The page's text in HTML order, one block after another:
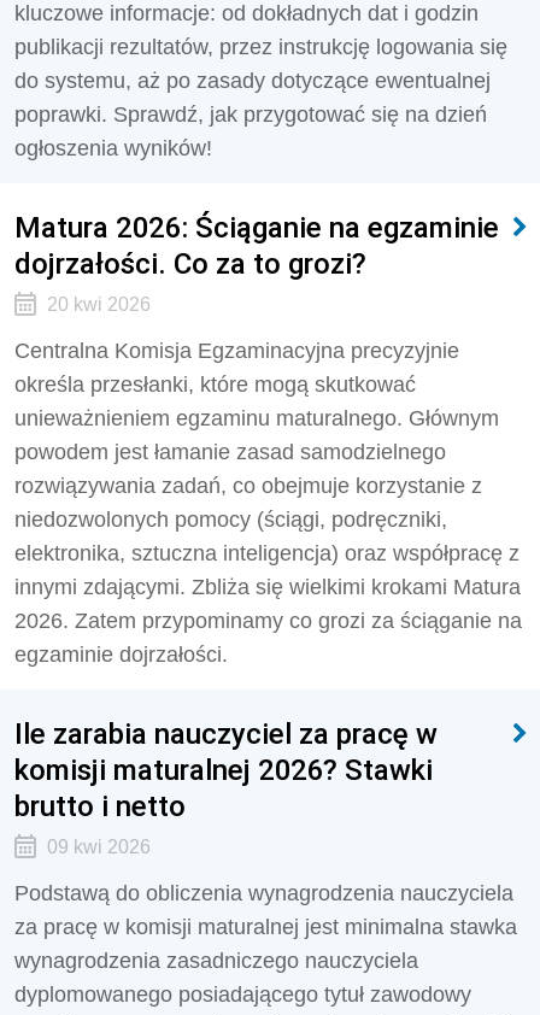
kluczowe informacje: od dokładnych dat i godzin
publikacji rezultatów, przez instrukcję logowania się
do systemu, aż po zasady dotyczące ewentualnej
poprawki. Sprawdź, jak przygotować się na dzień
ogłoszenia wyników!
Matura 2026: Ściąganie na egzaminie
dojrzałości. Co za to grozi?
20 kwi 2026
Centralna Komisja Egzaminacyjna precyzyjnie
określa przesłanki, które mogą skutkować
unieważnieniem egzaminu maturalnego. Głównym
powodem jest łamanie zasad samodzielnego
rozwiązywania zadań, co obejmuje korzystanie z
niedozwolonych pomocy (ściągi, podręczniki,
elektronika, sztuczna inteligencja) oraz współpracę z
innymi zdającymi. Zbliża się wielkimi krokami Matura
2026. Zatem przypominamy co grozi za ściąganie na
egzaminie dojrzałości.
Ile zarabia nauczyciel za pracę w
komisji maturalnej 2026? Stawki
brutto i netto
09 kwi 2026
Podstawą do obliczenia wynagrodzenia nauczyciela
za pracę w komisji maturalnej jest minimalna stawka
wynagrodzenia zasadniczego nauczyciela
dyplomowanego posiadającego tytuł zawodowy